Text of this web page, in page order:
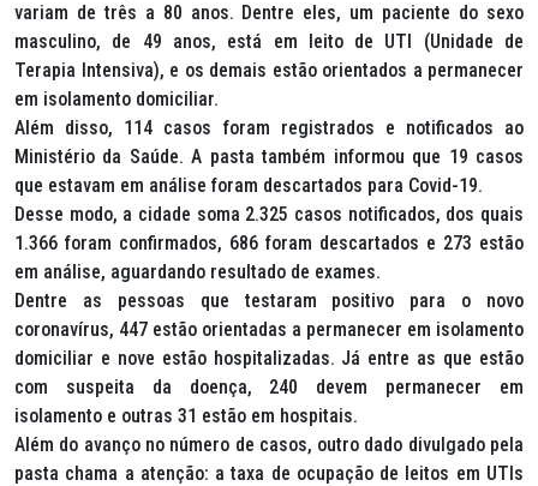
variam de três a 80 anos. Dentre eles, um paciente do sexo
masculino, de 49 anos, está em leito de UTI (Unidade de
Terapia Intensiva), e os demais estão orientados a permanecer
em isolamento domiciliar.
Além disso, 114 casos foram registrados e notificados ao
Ministério da Saúde. A pasta também informou que 19 casos
que estavam em análise foram descartados para Covid-19.
Desse modo, a cidade soma 2.325 casos notificados, dos quais
1.366 foram confirmados, 686 foram descartados e 273 estão
em análise, aguardando resultado de exames.
Dentre as pessoas que testaram positivo para o novo
coronavírus, 447 estão orientadas a permanecer em isolamento
domiciliar e nove estão hospitalizadas. Já entre as que estão
com suspeita da doença, 240 devem permanecer em
isolamento e outras 31 estão em hospitais.
Além do avanço no número de casos, outro dado divulgado pela
pasta chama a atenção: a taxa de ocupação de leitos em UTIs